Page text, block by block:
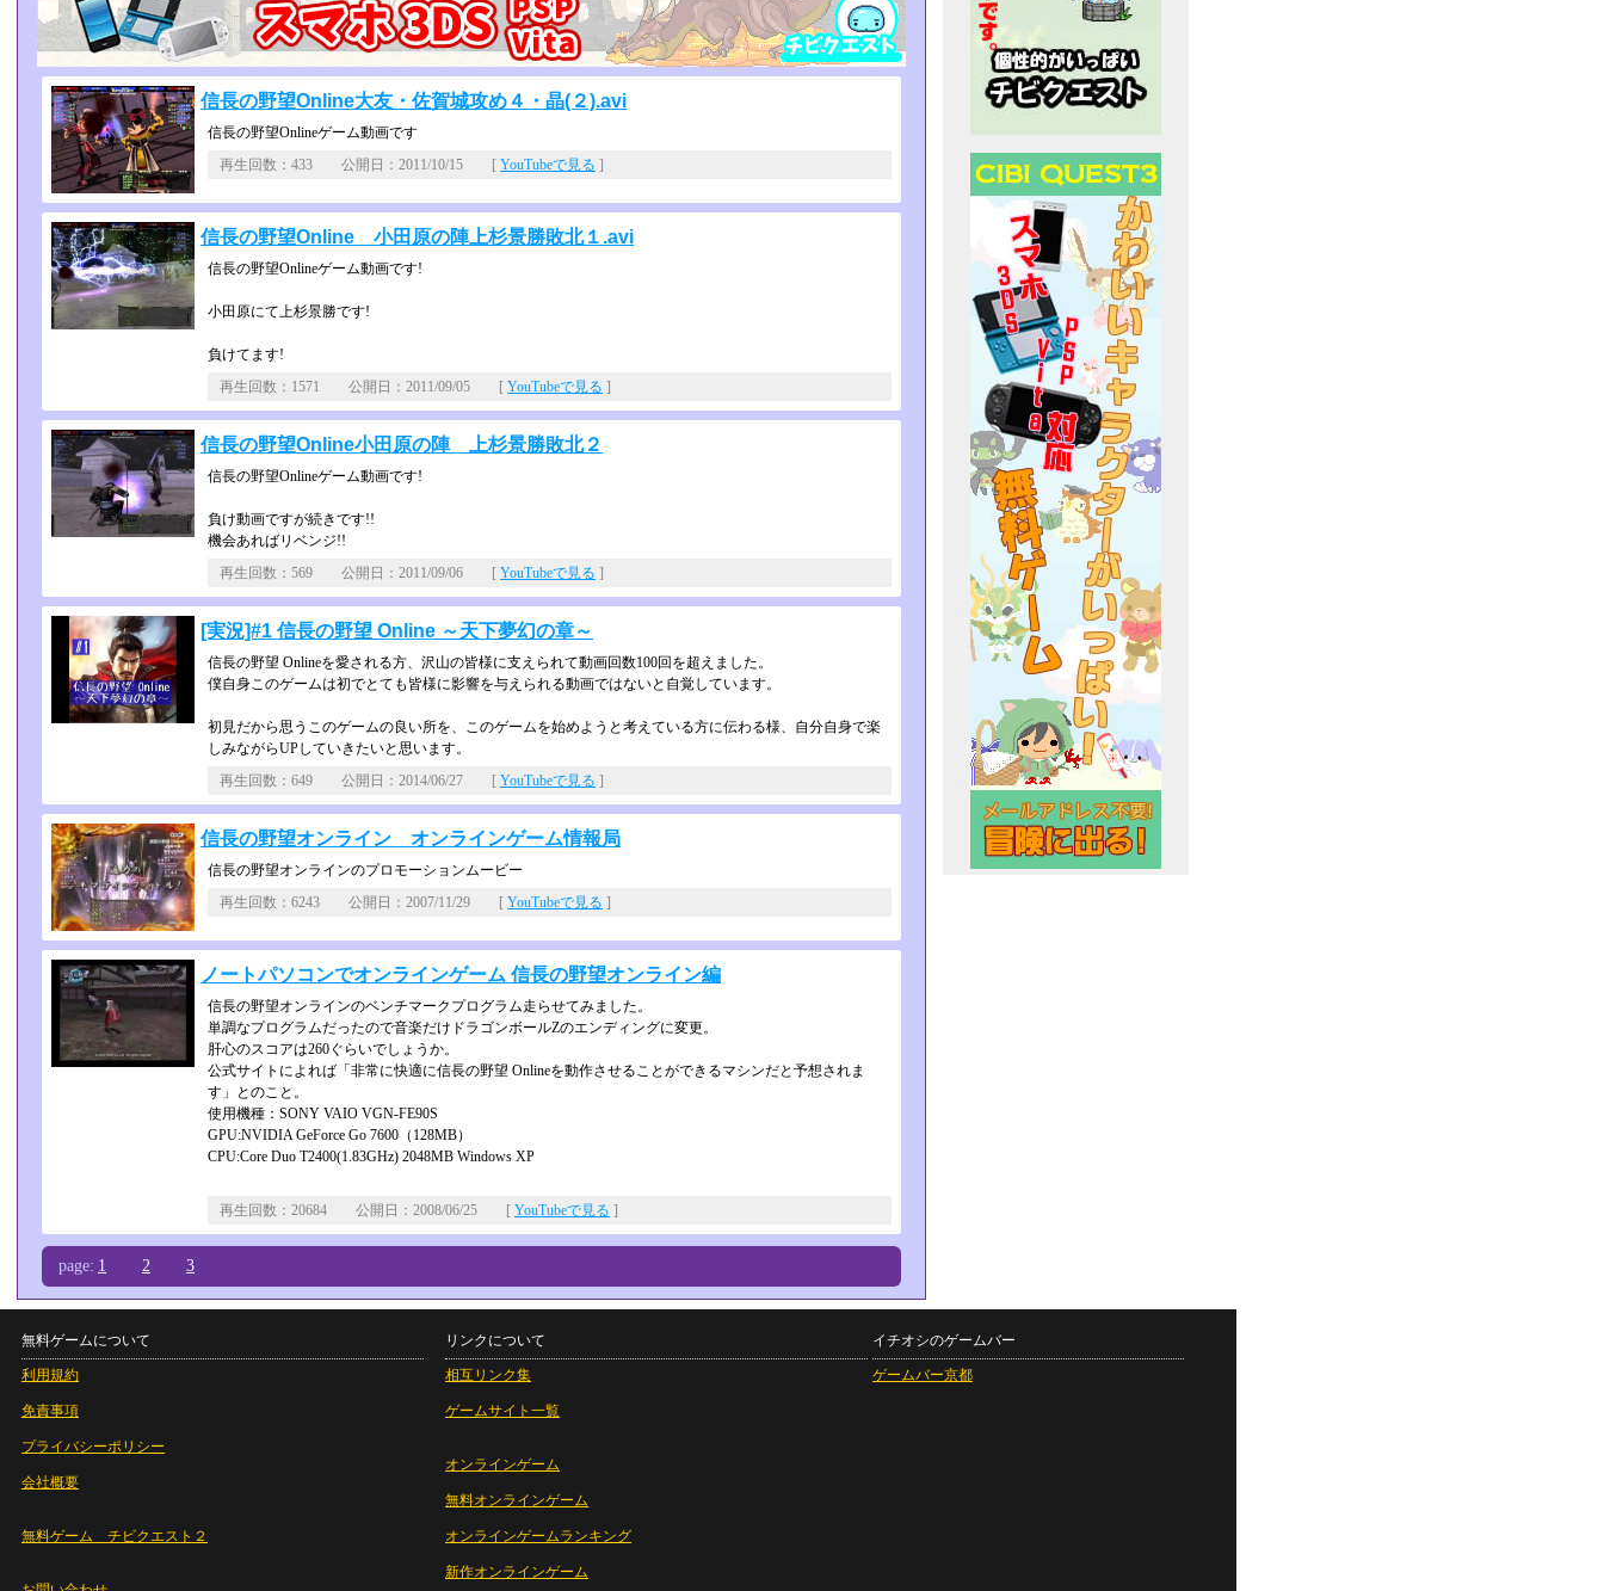
信長の野望Online大友・佐賀城攻め４・晶(２).avi
信長の野望Onlineゲーム動画です
再生回数：433 公開日：2011/10/15 [ YouTubeで見る ]
信長の野望Online 小田原の陣上杉景勝敗北１.avi
信長の野望Onlineゲーム動画です!
小田原にて上杉景勝です!
負けてます!
再生回数：1571 公開日：2011/09/05 [ YouTubeで見る ]
信長の野望Online小田原の陣 上杉景勝敗北２
信長の野望Onlineゲーム動画です!
負け動画ですが続きです!!
機会あればリベンジ!!
再生回数：569 公開日：2011/09/06 [ YouTubeで見る ]
[実況]#1 信長の野望 Online ～天下夢幻の章～
信長の野望 Onlineを愛される方、沢山の皆様に支えられて動画回数100回を超えました。
僕自身このゲームは初でとても皆様に影響を与えられる動画ではないと自覚しています。
初見だから思うこのゲームの良い所を、このゲームを始めようと考えている方に伝わる様­、自分自身で楽
しみながらUPしていきたいと思います。
再生回数：649 公開日：2014/06/27 [ YouTubeで見る ]
信長の野望オンライン オンラインゲーム情報局
信長の野望オンラインのプロモーションムービー
再生回数：6243 公開日：2007/11/29 [ YouTubeで見る ]
ノートパソコンでオンラインゲーム 信長の野望オンライン編
信長の野望オンラインのベンチマークプログラム走らせてみました。
単調なプログラムだったので音楽だけドラゴンボールZのエンディングに変更。
肝心のスコアは260ぐらいでしょうか。
公式サイトによれば「非常に快適に信長の野望 Onlineを動作させることができるマシンだと予想されま
す」とのこと。
使用機種：SONY VAIO VGN-FE90S
GPU:NVIDIA GeForce Go 7600（128MB）
CPU:Core Duo T2400(1.83GHz) 2048MB Windows XP
再生回数：20684 公開日：2008/06/25 [ YouTubeで見る ]
page: 1 2 3
無料ゲームについて
利用規約
免責事項
プライバシーポリシー
会社概要
無料ゲーム チビクエスト２
リンクについて
相互リンク集
ゲームサイト一覧
オンラインゲーム
無料オンラインゲーム
オンラインゲームランキング
新作オンラインゲーム
イチオシのゲームバー
ゲームバー京都